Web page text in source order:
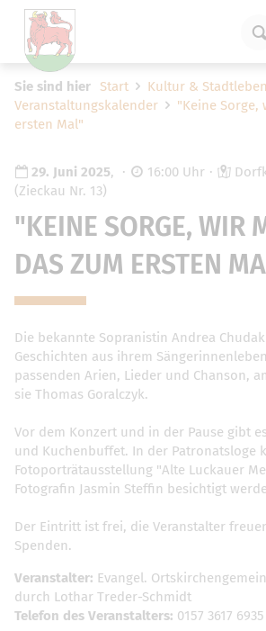
Sie sind hier Start
Kultur & Stadtleben
Veranstaltungskalender
"Keine Sorge,
ersten Mal"
29. Juni 2025, 16:00 Uhr
(Zieckau Nr. 13)
"KEINE SORGE, WIR
DAS ZUM ERSTEN
Die bekannte Sopranistin Andrea
Geschichten aus ihrem
passenden Arien, Lieder und Chanson,
sie Thomas Goralczyk.
Vor dem Konzert und in der Pause gibt
und Kuchenbuffet. In der Patronatsloge
Fotoporträtausstellung "Alte Luckauer
Fotografin Jasmin Steffin besichtigt
Der Eintritt ist frei, die Veranstalter
Spenden.
Veranstalter: Evangel.
durch Lothar Treder-Schmidt
Telefon des Veranstalters: 0157 3617 6935
vornehmen zu können wird die
fürfunktionale Cookiesin
Cookie-Einstellungen